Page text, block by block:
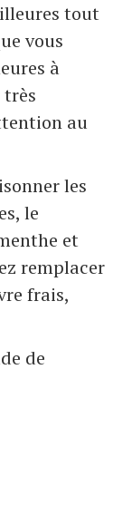
tout
vous
à
très
au
les
le
et
remplacer
frais,
de